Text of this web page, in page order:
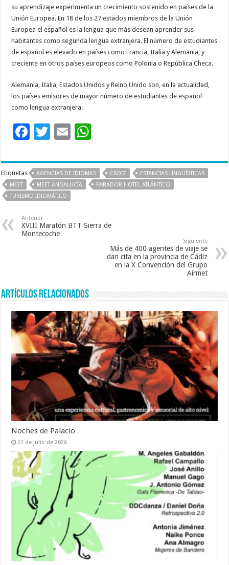
su aprendizaje experimenta un crecimiento sostenido en países de la
Unión Europea. En 18 de los 27 estados miembros de la Unión
Europea el español es la lengua que más desean aprender sus
habitantes como segunda lengua extranjera. El número de estudiantes
de español es elevado en países como Francia, Italia y Alemania, y
creciente en otros países europeos como Polonia o República Checa.
Alemania, Italia, Estados Unidos y Reino Unido son, en la actualidad,
los países emisores de mayor número de estudiantes de español
como lengua extranjera.
F
e
b
o
o
k
T
tt
er
E
ai
l
at
sA
Etiquetas AGENCIAS DE IDIOMAS CÁDIZ
ESTANCIAS LINGÜÍSTICAS
MEET
MEET ANDALUCÍA
PARADOR HOTEL ATLÁNTICO
TURISMO IDIOMÁTICO
Anterior
XVIII Maratón BTT Sierra de
Montecoche
Siguiente
Más de 400 agentes de viaje se
dan cita en la provincia de Cádiz
en la X Convención del Grupo
Airmet
Artículos relacionados
Noches de Palacio
22 de julio de 2026